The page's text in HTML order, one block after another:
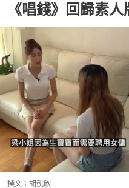
《唱錢》回歸素
撰文： 胡凱欣